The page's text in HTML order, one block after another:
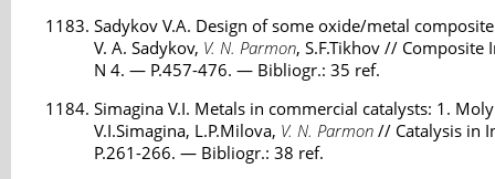
Sadykov V.A. Design of some oxide/metal
V. A. Sadykov, V. N. Parmon, S.F.Tikhov //
N 4. — P.457-476. — Bibliogr.: 35 ref.
Simagina V.I. Metals in commercial catalysts: 1.
V.I.Simagina, L.P.Milova, V. N. Parmon // Catalysis in
P.261-266. — Bibliogr.: 38 ref.